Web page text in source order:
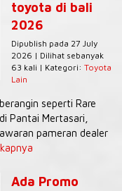
toyota di bali
2026
Dipublish pada 27 July
2026 | Dilihat sebanyak
63 kali | Kategori: Toyota
Lain
seperti Rare
Pantai Mertasari,
pameran dealer
Ada Promo